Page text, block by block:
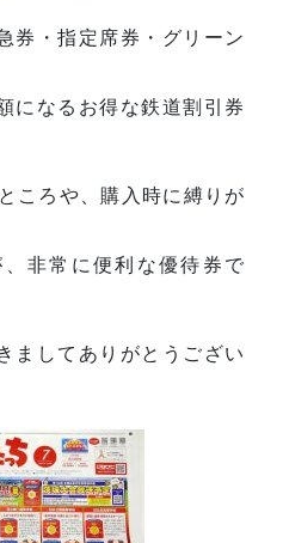
券・指定席券・グリーン
になるお得な鉄道割引券
ころや、購入時に縛りが
非常に便利な優待券で
ましてありがとうござい